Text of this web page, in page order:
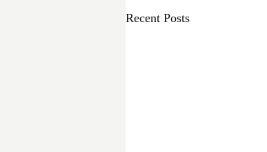
Recent Posts